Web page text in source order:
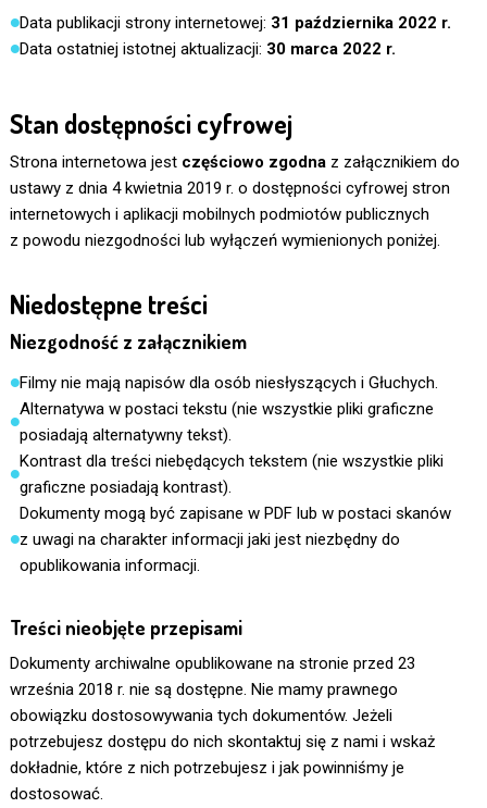
Data publikacji strony internetowej: 31 października 2022 r.
Data ostatniej istotnej aktualizacji: 30 marca 2022 r.
Stan dostępności cyfrowej
Strona internetowa jest częściowo zgodnaz załącznikiem do
ustawy z dnia 4 kwietnia 2019 r. o dostępności cyfrowej stron
internetowych i aplikacji mobilnych podmiotów publicznych
z powodu niezgodności lub wyłączeń wymienionych poniżej.
Niedostępne treści
Niezgodność z załącznikiem
Filmy nie mają napisów dla osób niesłyszących i Głuchych.
Alternatywa w postaci tekstu (nie wszystkie pliki graficzne
posiadają alternatywny tekst).
Kontrast dla treści niebędących tekstem (nie wszystkie pliki
graficzne posiadają kontrast).
Dokumenty mogą być zapisane w PDF lub w postaci skanów
z uwagi na charakter informacji jaki jest niezbędny do
opublikowania informacji.
Treści nieobjęte przepisami
Dokumenty archiwalne opublikowane na stronie przed 23
września 2018 r. nie są dostępne. Nie mamy prawnego
obowiązku dostosowywania tych dokumentów. Jeżeli
potrzebujesz dostępu do nich skontaktuj się z nami i wskaż
dokładnie, które z nich potrzebujesz i jak powinniśmy je
dostosować.